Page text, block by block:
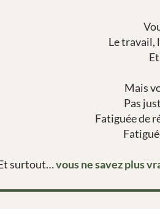
Le travail,
Mais
Pas
Fatiguée de
surtout…vous ne savez plus